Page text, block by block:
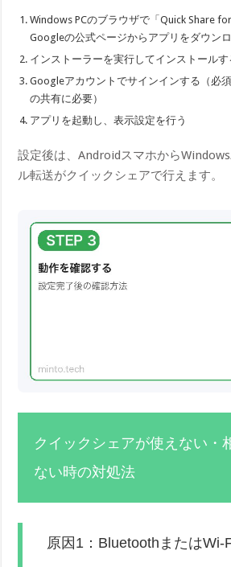
Windows PCのブラウザで「Quick Share
Googleの公式ページからアプリをダウン
インストーラーを実行してインストールす
Googleアカウントでサインインする（必
の共有に必要）
アプリを起動し、表示設定を行う
設定後は、Androidスマホから
ル転送がクイックシェアで行えます。
クイックシェアが使えない・
ない時の対処法
原因1：BluetoothまたはWi-